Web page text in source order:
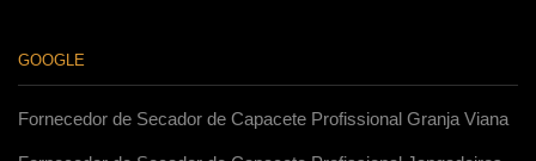
GOOGLE
Fornecedor de Secador de Capacete Profissional Granja Viana